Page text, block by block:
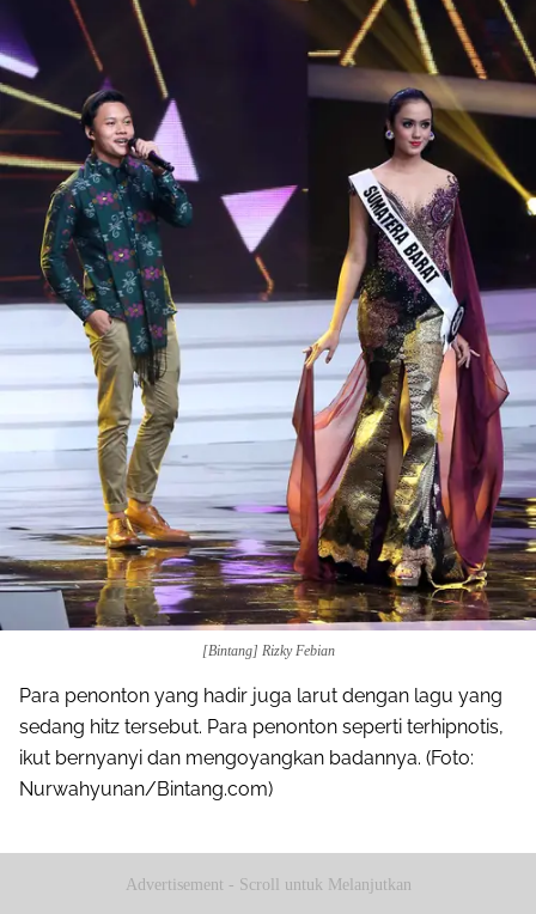
[Bintang] Rizky Febian
Para penonton yang hadir juga larut dengan lagu yang
sedang hitz tersebut. Para penonton seperti terhipnotis,
ikut bernyanyi dan mengoyangkan badannya. (Foto:
Nurwahyunan/Bintang.com)
Advertisement - Scroll untuk Melanjutkan